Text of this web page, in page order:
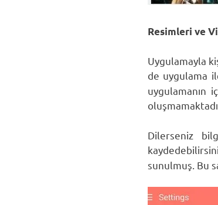
Resimleri ve
Uygulamayla
de uygulama
uygulamanın
Dilerseniz
sunulmuş. Bu